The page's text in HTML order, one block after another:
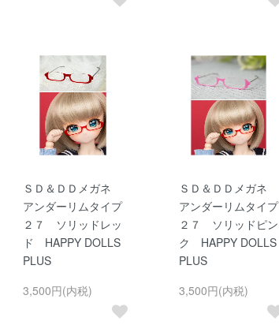
ＳＤ＆ＤＤメガネ
アンダーリムタイプ
２７ ソリッドレッ
ド HAPPY DOLLS
PLUS
3,500円(内税)
ＳＤ＆ＤＤメガネ
アンダーリムタイプ
２７ ソリッドピン
ク HAPPY DOLLS
PLUS
3,500円(内税)